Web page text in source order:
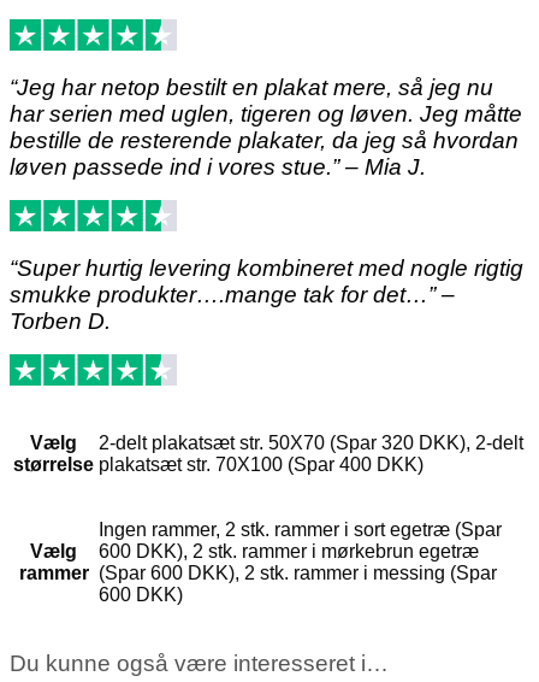
“Jeg har netop bestilt en plakat mere, så jeg nu
har serien med uglen, tigeren og løven. Jeg måtte
bestille de resterende plakater, da jeg så hvordan
løven passede ind i vores stue.” – Mia J.
“Super hurtig levering kombineret med nogle rigtig
smukke produkter….mange tak for det…” –
Torben D.
Vælg
størrelse
2-delt plakatsæt str. 50X70 (Spar 320 DKK), 2-delt
plakatsæt str. 70X100 (Spar 400 DKK)
Vælg
rammer
Ingen rammer, 2 stk. rammer i sort egetræ (Spar
600 DKK), 2 stk. rammer i mørkebrun egetræ
(Spar 600 DKK), 2 stk. rammer i messing (Spar
600 DKK)
Du kunne også være interesseret i…